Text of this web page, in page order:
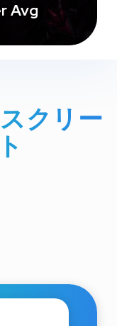
Avg
クリー